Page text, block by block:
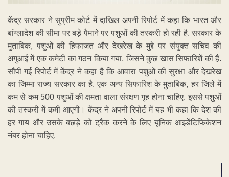
केंद्र सरकार ने सुप्रीम कोर्ट में दाखिल अपनी रिपोर्ट में कहा कि भारत और
बांग्लादेश की सीमा पर बड़े पैमाने पर पशुओं की तस्करी हो रही है. सरकार के
मुताबिक, पशुओं की हिफाजत और देखरेख के मुद्दे पर संयुक्त सचिव की
अगुआई में एक कमेटी का गठन किया गया, जिसने कुछ खास सिफारिशें की हैं.
सौंपी गई रिपोर्ट में केंद्र ने कहा है कि आवारा पशुओं की सुरक्षा और देखरेख
का जिम्मा राज्य सरकार का है. एक अन्य सिफारिश के मुताबिक, हर जिले में
कम से कम 500 पशुओं की क्षमता वाला संरक्षण गृह होना चाहिए. इससे पशुओं
की तस्करी में कमी आएगी। केंद्र ने अपनी रिपोर्ट में यह भी कहा कि देश की
हर गाय और उसके बछड़े को ट्रैक करने के लिए यूनिक आइडेंटिफिकेशन
नंबर होना चाहिए.